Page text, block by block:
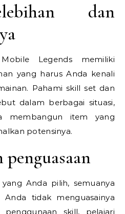
dan
Legends memiliki
yang harus Anda kenali
Pahami skill set dan
dalam berbagai situasi,
membangun item yang
potensinya.
Anda pilih, semuanya
tidak menguasainya
skill, pelajari